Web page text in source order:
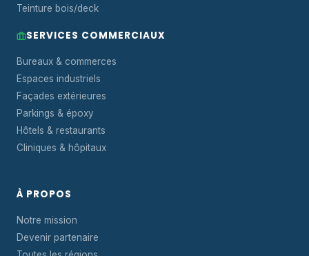
Teinture bois/deck
SERVICES COMMERCIAUX
Bureaux & commerces
Espaces industriels
Façades extérieures
Parkings & époxy
Hôtels & restaurants
Cliniques & hôpitaux
À PROPOS
Notre mission
Devenir partenaire